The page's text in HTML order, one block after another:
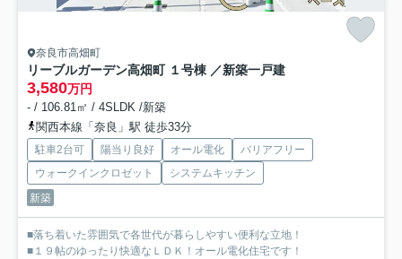
奈良市高畑町
リーブルガーデン高畑町 １号棟 ／新築一戸建
3,580万円
- / 106.81㎡ / 4SLDK /新築
関西本線「奈良」駅 徒歩33分
駐車2台可 陽当り良好 オール電化
バリアフリー
ウォークインクロゼット
システムキッチン
新築
■落ち着いた雰囲気で各世代が暮らしやすい便利な立地！
■１９帖のゆったり快適なＬＤＫ！オール電化住宅です！